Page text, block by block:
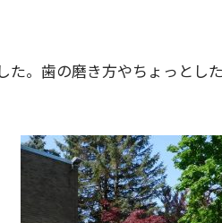
。歯の磨き方やちょっとし